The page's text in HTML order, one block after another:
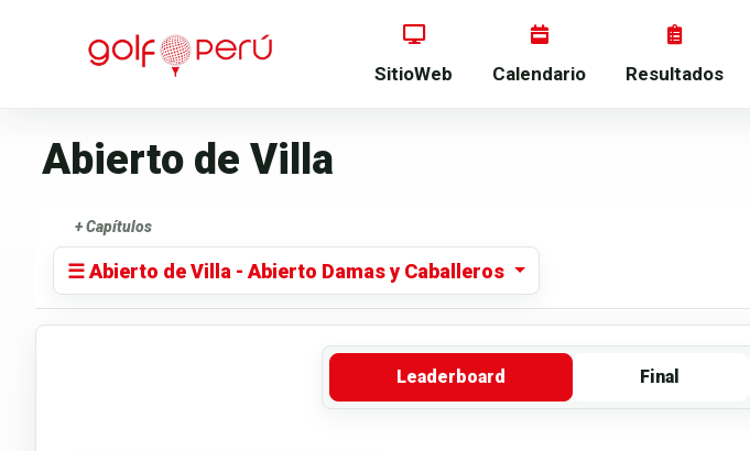
SitioWeb Calendario Resultados
Abierto de Villa
+ Capítulos
☰ Abierto de Villa - Abierto Damas y Caballeros
Leaderboard Final